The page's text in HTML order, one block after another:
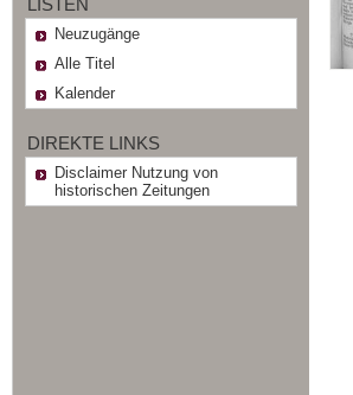
LISTEN
Neuzugänge
Alle Titel
Kalender
DIREKTE LINKS
Disclaimer Nutzung von
historischen Zeitungen